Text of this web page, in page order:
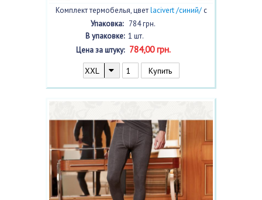
Комплект термобелья, цветlacivert /синий/с
фото
Упаковка: 784 грн.
В упаковке:1 шт.
Цена за штуку:784,00 грн.